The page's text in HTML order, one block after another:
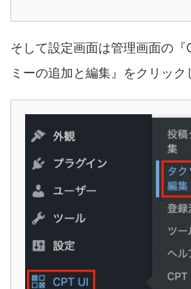
そして設定画面は管理画面の
ミーの追加と編集』をクリック